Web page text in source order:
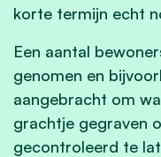
korte termijn echt
Een aantal
genomen en
aangebracht om
grachtje gegraven
gecontroleerd te